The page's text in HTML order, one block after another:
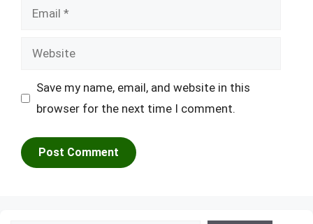
Email
Website
Save my name, email, and website in this
browser for the next time I comment.